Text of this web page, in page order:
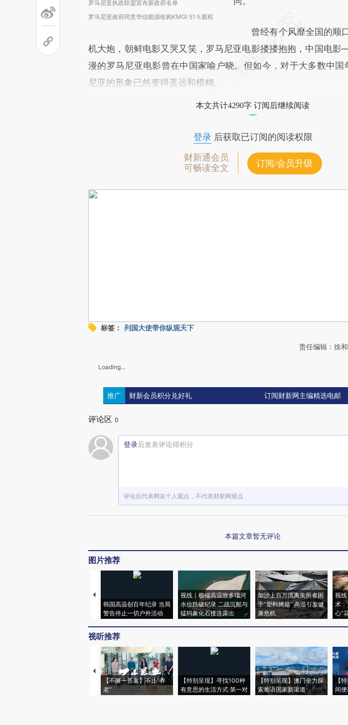
罗马尼亚执政联盟宣布新政府名单
罗马尼亚政府同意华信能源收购KMGI 51％股权
曾经有个风靡全国的顺口
机大炮，朝鲜电影又哭又笑，罗马尼亚电影搂搂抱抱，中国电
漫的罗马尼亚电影曾在中国家喻户晓。但如今，对于大多数中国
尼亚的形象已然变得遥远和模糊。
本文共计4290字 订阅后继续阅读
登录后获取已订阅的阅读权限
财新通会员
可畅读全文
订阅/会员升级
标签： 列国大使带你纵观天下
责任编辑：徐
Loading...
推广 财新会员积分兑好礼 订阅财新网主编精选电邮
评论区 0
登录后发表评论得积分
评论仅代表网友个人观点，不代表财新网观点
本篇文章暂无评论
图片推荐
韩国高温创百年纪录 当局
警告停止一切户外活动
视线｜极端高温致多瑙河
水位跌破纪录 二战沉船与
猛犸象化石接连露出
加沙上百万流离失所者困
于“塑料烤箱” 高温引发健
康危机
视
术
心“
视听推荐
【不唯一答案】不止“养
老”
【特别呈现】寻找100种
有意思的生活方式·第一对
【特别呈现】澳门全力探
索葡语国家新渠道
【
间